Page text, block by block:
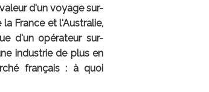
d'un voyage sur-
France et l'Australie,
d'un opérateur sur-
industrie de plus en
français : à quoi